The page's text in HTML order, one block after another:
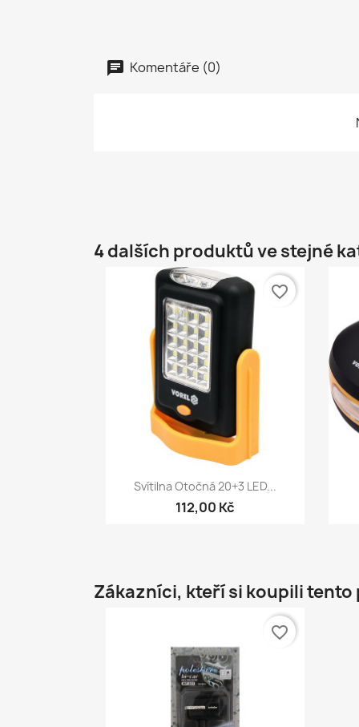
Komentáře (0)
4 dalších produktů ve stejné
Rychlý náhled
Svítilna Otočná 20+3 LED...
112,00 Kč
favorite_border
Zákazníci, kteří si koupili
favorite_border